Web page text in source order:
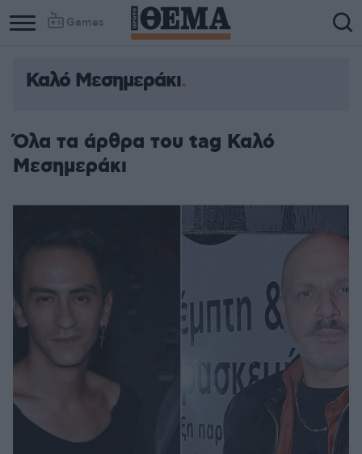
Games
Καλό Μεσημεράκι
Όλα τα άρθρα του tag Καλό
Μεσημεράκι